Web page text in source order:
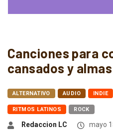
Canciones para
cansados y
ALTERNATIVO AUDIO INDIE
RITMOS LATINOS ROCK
Redaccion LC mayo